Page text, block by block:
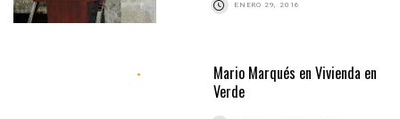
ENERO 29, 2016
Mario Marqués en Vivienda en
Verde